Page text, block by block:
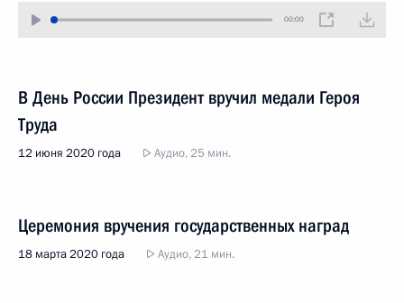
00:00
В День России Президент вручил медали Героя
Труда
12 июня 2020 года Аудио, 25 мин.
Церемония вручения государственных наград
18 марта 2020 года Аудио, 21 мин.